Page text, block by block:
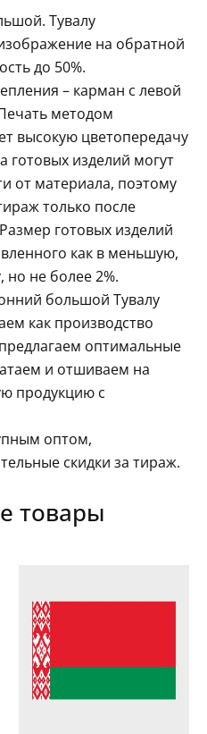
Тувалу
на обратной
до 50%.
– карман с левой
методом
высокую цветопередачу
готовых изделий могут
от материала, поэтому
только после
готовых изделий
как в меньшую,
но не более 2%.
большой Тувалу
как производство
оптимальные
и отшиваем на
продукцию с
оптом,
скидки за тираж.
товары